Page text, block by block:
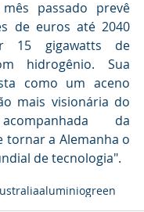
passado prevê
de euros até 2040
15 gigawatts de
hidrogênio. Sua
como um aceno
mais visionária do
da
tornar a Alemanha o
de tecnologia".
aluminiogreen